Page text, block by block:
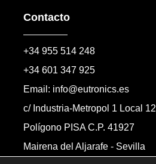
Contacto
+34 955 514 248
+34 601 347 925
Email: info@eutronics.es
c/ Industria-Metropol 1 Local 12
Polígono PISA C.P. 41927
Mairena del Aljarafe - Sevilla